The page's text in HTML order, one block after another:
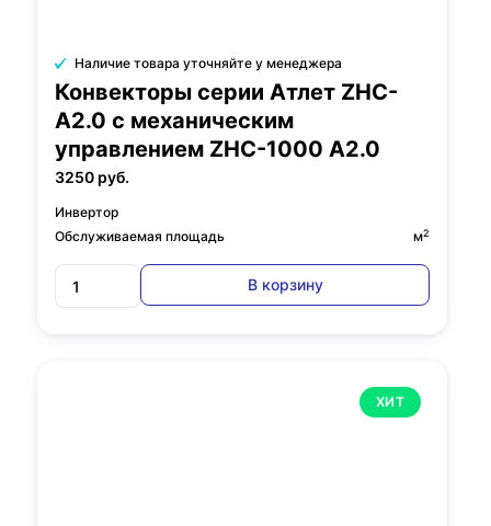
Наличие товара уточняйте у менеджера
Конвекторы серии Атлет ZHC-
A2.0 с механическим
управлением ZHC-1000 A2.0
3250 руб.
Инвертор
Обслуживаемая площадь
м2
В корзину
ХИТ